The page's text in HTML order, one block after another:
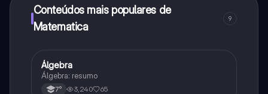
Conteúdos mais populares de
Matematica
9
Matematica
Álgebra
Álgebra: resumo
7° 3,240 65